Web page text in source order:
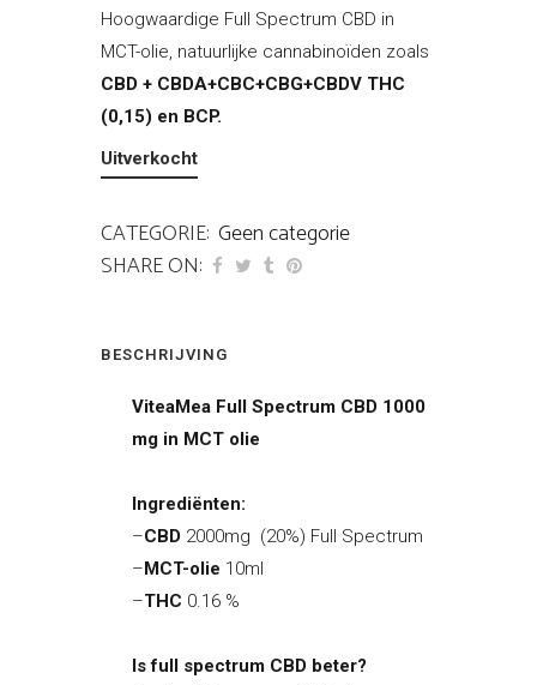
prijs
was:
prijs
is:
Hoogwaardige Full Spectrum CBD in
MCT-olie, natuurlijke cannabinoïden zoals
CBD + CBDA+CBC+CBG+CBDV THC
(0,15) en BCP.
Uitverkocht
CATEGORIE: Geen categorie
SHARE ON:
BESCHRIJVING
ViteaMea Full Spectrum CBD 1000
mg in MCT olie
Ingrediënten:
–CBD 2000mg (20%) Full Spectrum
–MCT-olie 10ml
–THC 0.16 %
Is full spectrum CBD beter?